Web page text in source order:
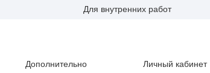
Для внутренних работ
Дополнительно
Личный кабинет